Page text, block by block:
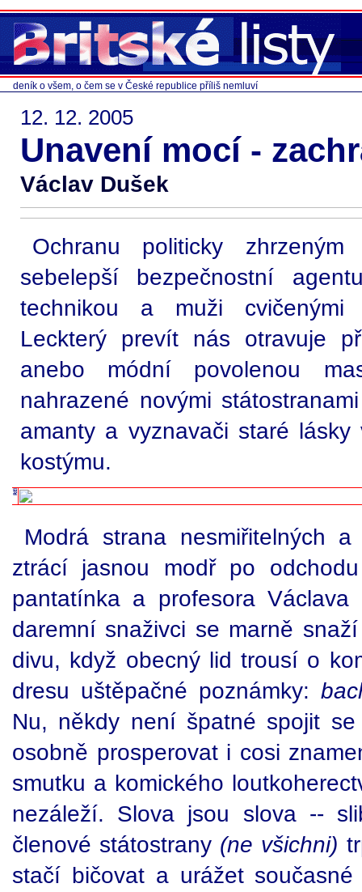
deník o všem, o čem se v České republice příliš nemluví
12. 12. 2005
Unavení mocí -
Václav Dušek
Ochranu politicky
sebelepší bezpečnostní
technikou a muži cvičenými
Leckterý prevít nás otravuje
anebo módní povolenou
nahrazené novými
amanty a vyznavači staré
kostýmu.
Modrá strana nesmiřitelných
ztrácí jasnou modř po
pantatínka a profesora
daremní snaživci se marně
divu, když obecný lid trousí o
dresu uštěpačné poznámky:
Nu, někdy není špatné spojit
osobně prosperovat i cosi
smutku a komického
nezáleží. Slova jsou slova --
členové státostrany (ne všichni)
stačí bičovat a urážet